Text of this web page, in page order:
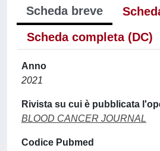
Scheda breve
Scheda completa (DC)
Anno
2021
Rivista su cui è pubblicata
BLOOD CANCER JOURNAL
Codice Pubmed